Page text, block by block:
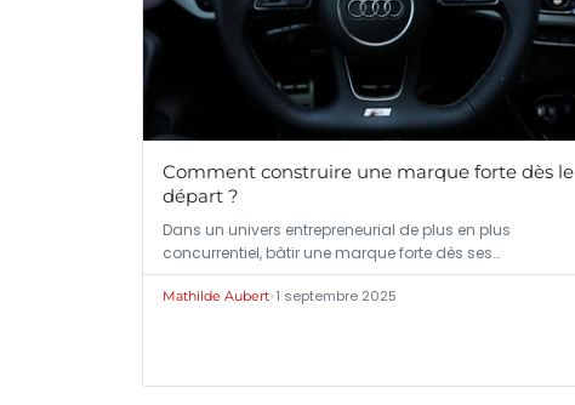
Comment construire une marque forte dès le
départ ?
Dans un univers entrepreneurial de plus en plus
concurrentiel, bâtir une marque forte dès ses…
Mathilde Aubert•1 septembre 2025